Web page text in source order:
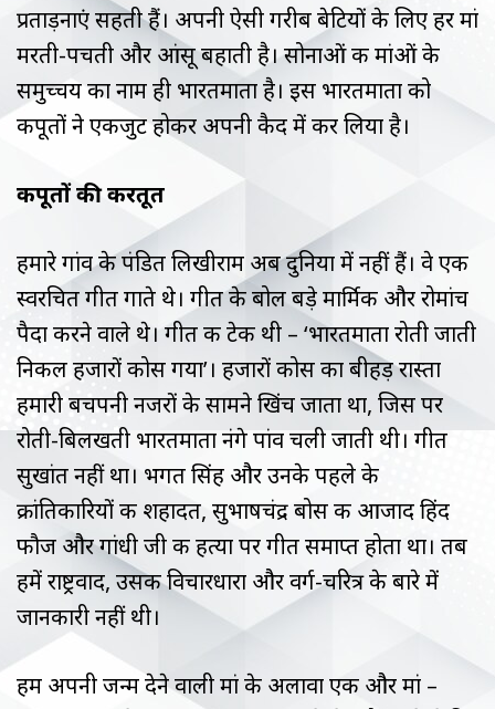
प्रताड़नाएं सहती हैं। अपनी ऐसी गरीब बेटियों के लिए हर मां
मरती-पचती और आंसू बहाती है। सोनाओं की मांओं के
समुच्चय का नाम ही भारतमाता है। इस भारतमाता को
कपूतों ने एकजुट होकर अपनी कैद में कर लिया है।
कपूतों की करतूत
हमारे गांव के पंडित लिखीराम अब दुनिया में नहीं हैं। वे एक
स्वरचित गीत गाते थे। गीत के बोल बड़े मार्मिक और रोमांच
पैदा करने वाले थे। गीत की टेक थी – ‘भारतमाता रोती जाती
निकल हजारों कोस गया’। हजारों कोस का बीहड़ रास्ता
हमारी बचपनी नजरों के सामने खिंच जाता था, जिस पर
रोती-बिलखती भारतमाता नंगे पांव चली जाती थी। गीत
सुखांत नहीं था। भगत सिंह और उनके पहले के
क्रांतिकारियों की शहादत, सुभाषचंद्र बोस की आजाद हिंद
फौज और गांधी जी की हत्या पर गीत समाप्त होता था। तब
हमें राष्ट्रवाद, उसकी विचारधारा और वर्ग-चरित्र के बारे में
जानकारी नहीं थी।
हम अपनी जन्म देने वाली मां के अलावा एक और मां –